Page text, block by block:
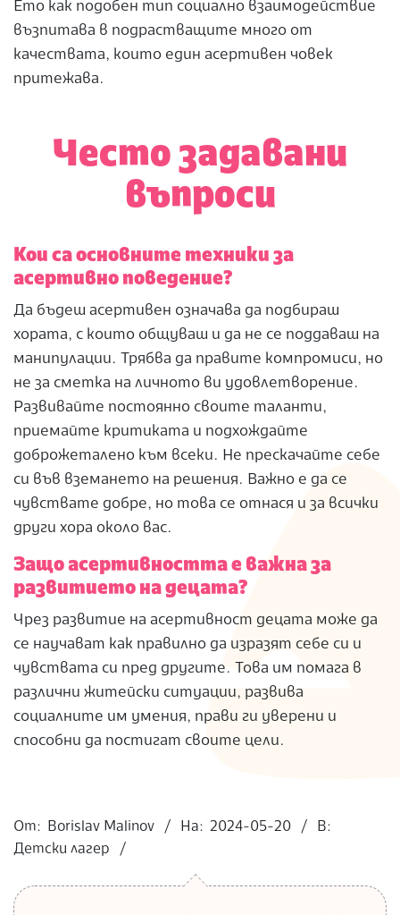
Ето как подобен тип социално взаимодействие
възпитава в подрастващите много от
качествата, които един асертивен човек
притежава.
Често задавани
въпроси
Кои са основните техники за
асертивно поведение?
Да бъдеш асертивен означава да подбираш
хората, с които общуваш и да не се поддаваш на
манипулации. Трябва да правите компромиси, но
не за сметка на личното ви удовлетворение.
Развивайте постоянно своите таланти,
приемайте критиката и подхождайте
доброжеталено към всеки. Не прескачайте себе
си във вземането на решения. Важно е да се
чувствате добре, но това се отнася и за всички
други хора около вас.
Защо асертивността е важна за
развитието на децата?
Чрез развитие на асертивност децата може да
се научават как правилно да изразят себе си и
чувствата си пред другите. Това им помага в
различни житейски ситуации, развива
социалните им умения, прави ги уверени и
способни да постигат своите цели.
05-
20
От: Borislav Malinov На: 2024-05-20
В:
Детски лагер